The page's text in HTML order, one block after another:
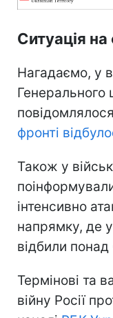
Ситуація на
Нагадаємо, у
Генерального
фронті
Також у
інтенсивно
напрямку, де
відбили
Термінові та
війну Росії